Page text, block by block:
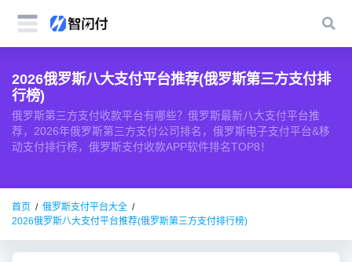
2026俄罗斯八大支付平台推荐(俄罗斯第三方支付排
行榜)
俄罗斯第三方支付收款平台有哪些？俄罗斯最新八大支付平台推
荐，2026年俄罗斯第三方支付公司排名，俄罗斯电子支付平台&移
动支付排行榜，俄罗斯支付收款APP软件排名TOP8！
首页
俄罗斯支付平台大全
2026俄罗斯八大支付平台推荐(俄罗斯第三方支付排行榜)